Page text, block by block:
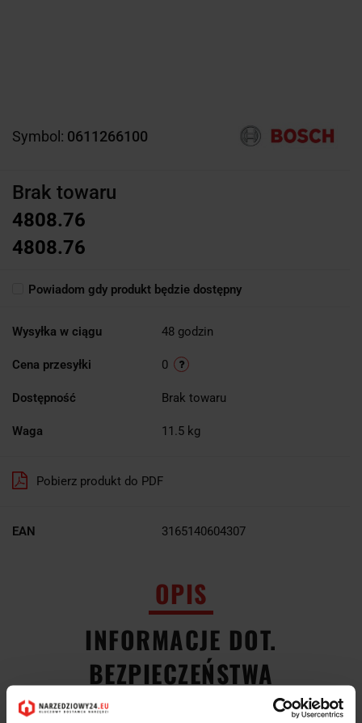
Symbol: 0611266100
Brak towaru
4808.76
4808.76
Powiadom gdy produkt będzie dostępny
Wysyłka w ciągu 48 godzin
Cena przesyłki 0
Dostępność Brak towaru
Waga 11.5 kg
Pobierz produkt do PDF
EAN 3165140604307
OPIS
INFORMACJE DOT.
BEZPIECZEŃSTWA